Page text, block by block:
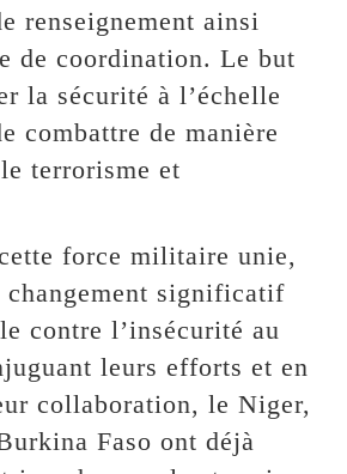
renseignement ainsi
de coordination. Le but
la sécurité à l’échelle
combattre de manière
terrorisme et
force militaire unie,
changement significatif
contre l’insécurité au
leurs efforts et en
collaboration, le Niger,
Faso ont déjà